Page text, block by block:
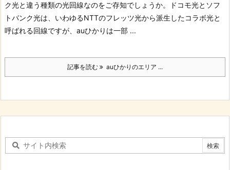
ク光と違う種類の光回線なのをご存知でしょうか。
ドコモ光とソフ
トバンク光は、いわゆるNTTのフレッツ光から派生したコラボ光と
呼ばれる回線ですが、auひかりは一部 ...
記事を読む auひかりのエリア ...